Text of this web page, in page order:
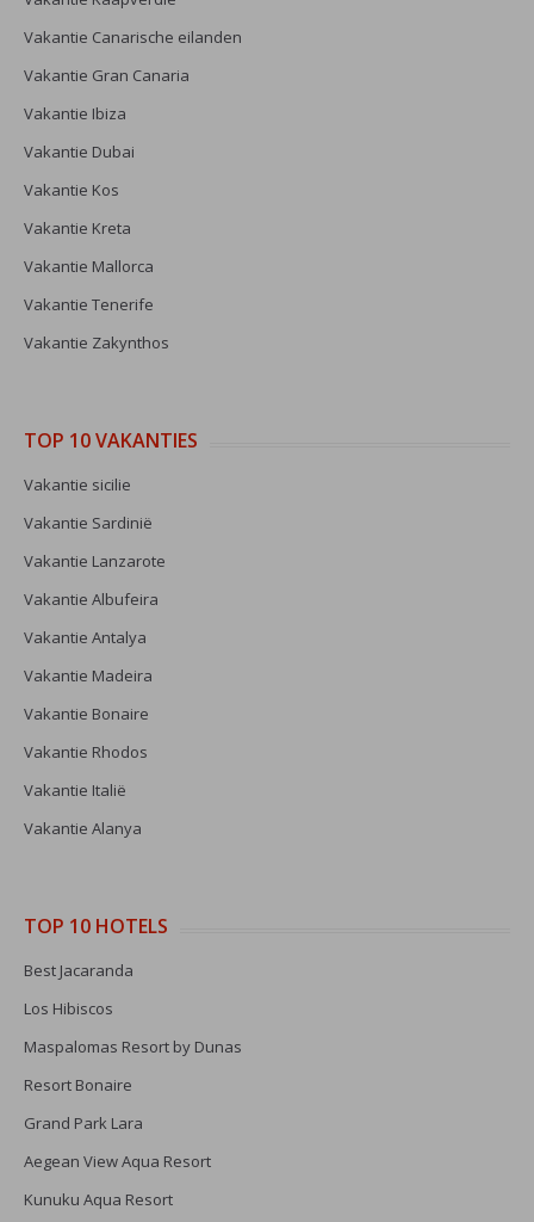
Vakantie Canarische eilanden
Vakantie Gran Canaria
Vakantie Ibiza
Vakantie Dubai
Vakantie Kos
Vakantie Kreta
Vakantie Mallorca
Vakantie Tenerife
Vakantie Zakynthos
TOP 10 VAKANTIES
Vakantie sicilie
Vakantie Sardinië
Vakantie Lanzarote
Vakantie Albufeira
Vakantie Antalya
Vakantie Madeira
Vakantie Bonaire
Vakantie Rhodos
Vakantie Italië
Vakantie Alanya
TOP 10 HOTELS
Best Jacaranda
Los Hibiscos
Maspalomas Resort by Dunas
Resort Bonaire
Grand Park Lara
Aegean View Aqua Resort
Kunuku Aqua Resort